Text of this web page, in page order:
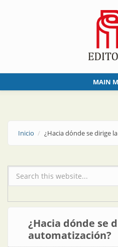
MAIN
Inicio ¿Hacia dónde se dirige
Formulario de búsqueda
¿Hacia dónde se
automatización?